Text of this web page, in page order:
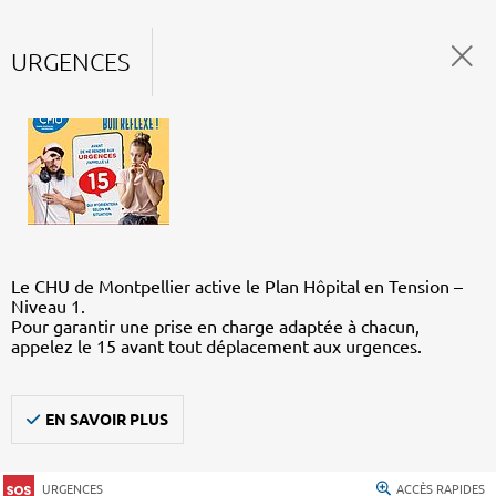
URGENCES
Le CHU de Montpellier active le Plan Hôpital en Tension –
Niveau 1.
Pour garantir une prise en charge adaptée à chacun,
appelez le 15 avant tout déplacement aux urgences.
EN SAVOIR PLUS
URGENCES ACCÈS RAPIDES